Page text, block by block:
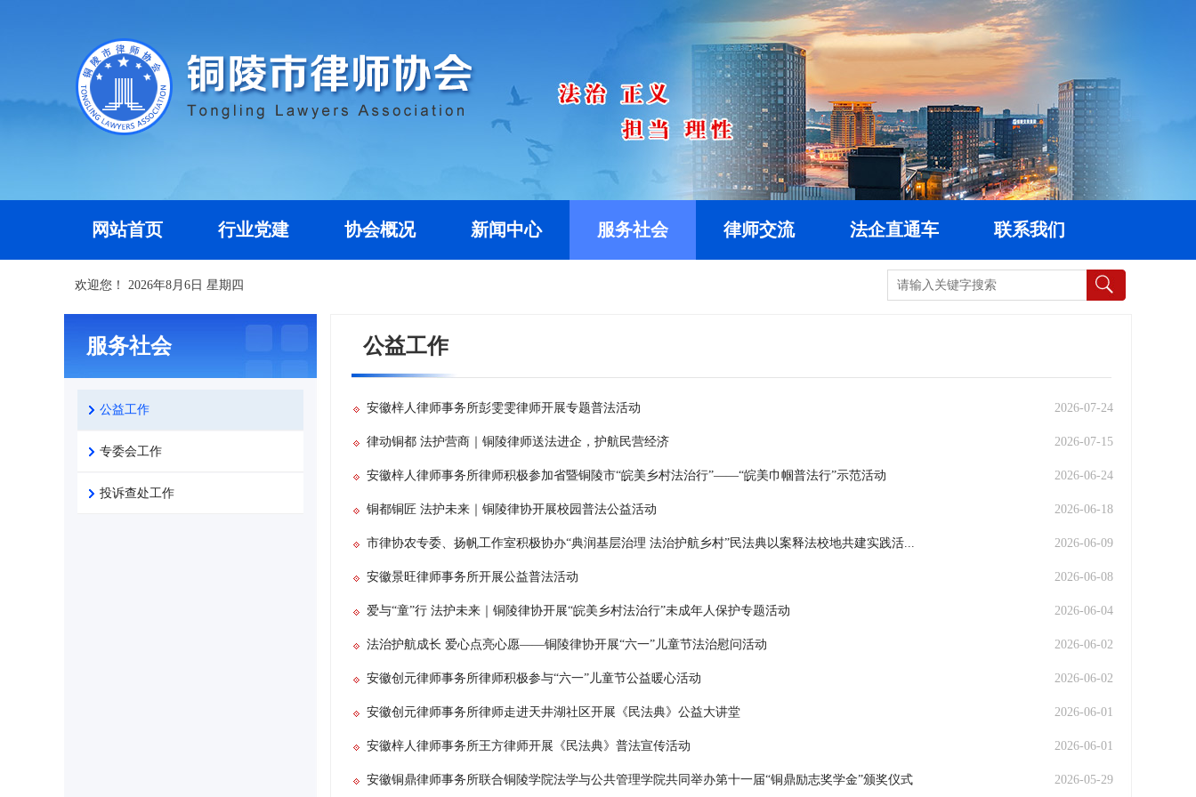
网站首页 行业党建 协会概况 新闻中心 服务社会 律师交流 法企直通车 联系我们
欢迎您！ 2026年8月6日 星期四
服务社会
公益工作
专委会工作
投诉查处工作
公益工作
2026-07-24
安徽梓人律师事务所彭雯雯律师开展专题普法活动
2026-07-15
律动铜都 法护营商｜铜陵律师送法进企，护航民营经济
2026-06-24
安徽梓人律师事务所律师积极参加省暨铜陵市“皖美乡村法治行”——“皖美巾帼普法行”示范活动
2026-06-18
铜都铜匠 法护未来｜铜陵律协开展校园普法公益活动
2026-06-09
市律协农专委、扬帆工作室积极协办“典润基层治理 法治护航乡村”民法典以案释法校地共建实践活...
2026-06-08
安徽景旺律师事务所开展公益普法活动
2026-06-04
爱与“童”行 法护未来｜铜陵律协开展“皖美乡村法治行”未成年人保护专题活动
2026-06-02
法治护航成长 爱心点亮心愿——铜陵律协开展“六一”儿童节法治慰问活动
2026-06-02
安徽创元律师事务所律师积极参与“六一”儿童节公益暖心活动
2026-06-01
安徽创元律师事务所律师走进天井湖社区开展《民法典》公益大讲堂
2026-06-01
安徽梓人律师事务所王方律师开展《民法典》普法宣传活动
2026-05-29
安徽铜鼎律师事务所联合铜陵学院法学与公共管理学院共同举办第十一届“铜鼎励志奖学金”颁奖仪式